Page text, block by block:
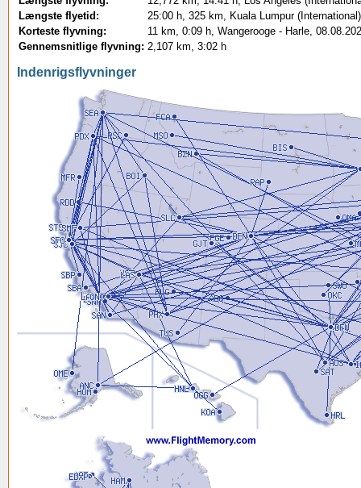
Længste flyetid:
25:00 h, 325 km, Kuala Lumpur
Korteste flyvning:
11 km, 0:09 h, Wangerooge - Harle,
Gennemsnitlige flyvning: 2,107 km, 3:02 h
Indenrigsflyvninger